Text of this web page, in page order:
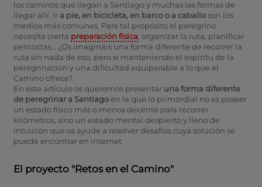
los caminos que llegan a Santiago y muchas las formas de
llegar allí. Ir a pie, en bicicleta, en barco o a caballoson los
medios más comunes. Para tal propósito el peregrino
necesita cierta preparación física, organizar la ruta, planificar
pernoctas… ¿Os imagináis una forma diferente de recorrer la
ruta sin nada de eso, pero sí manteniendo el espíritu de la
peregrinación y una dificultad equiparable a lo que el
Camino ofrece?
En este artículo os queremos presentar una forma diferente
de peregrinar a Santiagoen la que lo primordial no es poseer
un estado físico más o menos decente para recorrer
kilómetros, sino un estado mental despierto y lleno de
intuición que os ayude a resolver desafíos cuya solución se
puede encontrar en internet
El proyecto "Retos en el Camino"